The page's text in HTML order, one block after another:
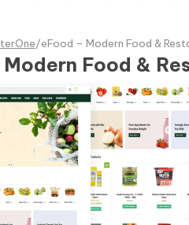
/eFood – Modern Food &
Food &